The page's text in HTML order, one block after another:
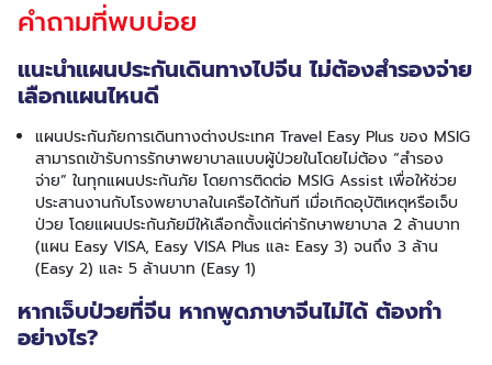
คำถามที่พบบ่อย
แนะนำแผนประกันเดินทางไปจีน ไม่ต้องสำรองจ่าย
เลือกแผนไหนดี
แผนประกันภัยการเดินทางต่างประเทศ Travel Easy Plus ของ MSIG
สามารถเข้ารับการรักษาพยาบาลแบบผู้ป่วยในโดยไม่ต้อง “สำรอง
จ่าย” ในทุกแผนประกันภัย โดยการติดต่อ MSIG Assist เพื่อให้ช่วย
ประสานงานกับโรงพยาบาลในเครือได้ทันที เมื่อเกิดอุบัติเหตุหรือเจ็บ
ป่วย โดยแผนประกันภัยมีให้เลือกตั้งแต่ค่ารักษาพยาบาล 2 ล้านบาท
(แผน Easy VISA, Easy VISA Plus และ Easy 3) จนถึง 3 ล้าน
(Easy 2) และ 5 ล้านบาท (Easy 1)
หากเจ็บป่วยที่จีน หากพูดภาษาจีนไม่ได้ ต้องทำ
อย่างไร?